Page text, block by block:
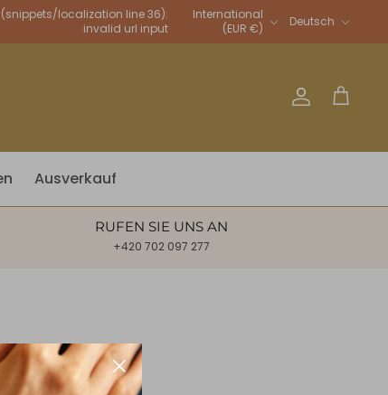
(snippets/localization line 36):
invalid url input
International
(EUR €)
Deutsch
AccountWarenkorb
Ausverkauf
RUFEN SIE UNS AN
+420 702 097 277